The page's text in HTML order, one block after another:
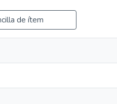
de ítem